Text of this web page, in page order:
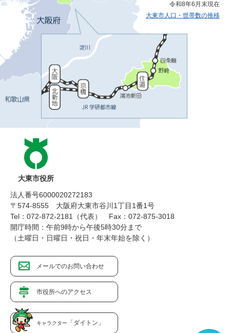
令和8年6月末現在
大東市人口・世帯数の推移
大東市役所
法人番号6000020272183
〒574-8555 大阪府大東市谷川1丁目1番1号
Tel：072-872-2181（代表）
Fax：072-875-3018
開庁時間：午前9時から午後5時30分まで
（土曜日・日曜日・祝日・年末年始を除く）
メールでのお問い合わせ
市役所へのアクセス
キャラクター 「ダイトン」